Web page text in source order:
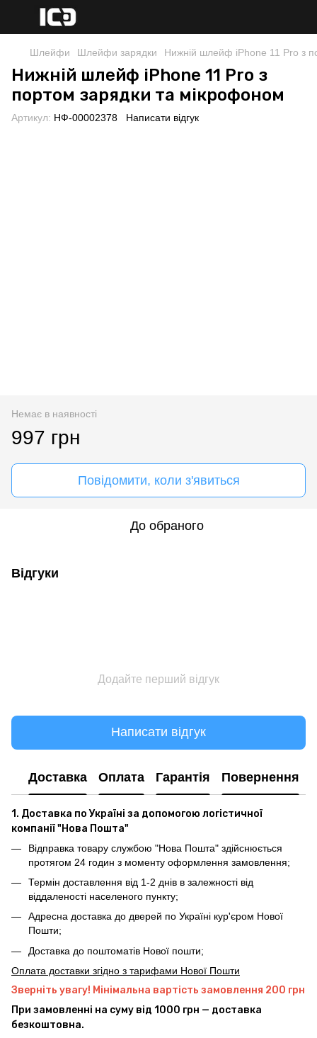
Шлейфи Шлейфи зарядки Нижній шлейф iPhone 11 Pro з
Нижній шлейф iPhone 11 Pro з
портом зарядки та мікрофоном
Артикул: НФ-00002378 Написати відгук
Немає в наявності
997 грн
Повідомити, коли з'явиться
До обраного
Відгуки
Додайте перший відгук
Написати відгук
Доставка Оплата Гарантія Повернення
1. Доставка по Україні за допомогою логістичної
компанії "Нова Пошта"
Відправка товару службою "Нова Пошта" здійснюється
протягом 24 годин з моменту оформлення замовлення;
Термін доставлення від 1-2 днів в залежності від
віддаленості населеного пункту;
Адресна доставка до дверей по Україні кур'єром Нової
Пошти;
Доставка до поштоматів Нової пошти;
Оплата доставки згідно з тарифами Нової Пошти
Зверніть увагу! Мінімальна вартість замовлення 200 грн
При замовленні на суму від 1000 грн — доставка
безкоштовна.